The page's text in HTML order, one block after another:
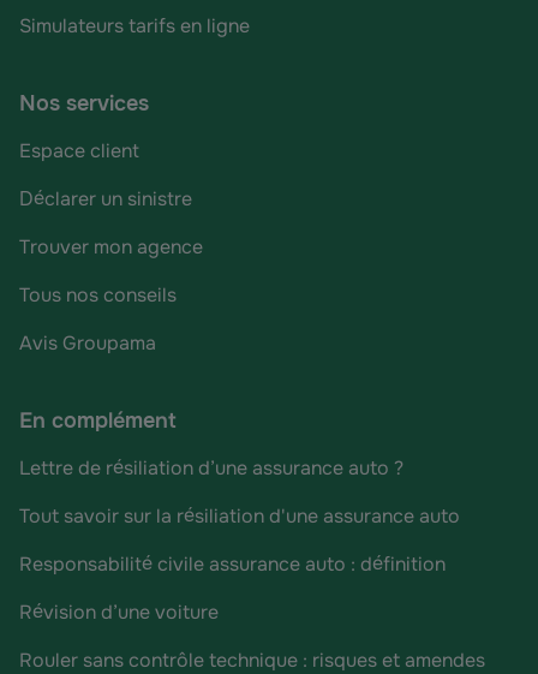
Simulateurs tarifs en ligne
Nos services
Espace client
Déclarer un sinistre
Trouver mon agence
Tous nos conseils
Avis Groupama
En complément
Lettre de résiliation d’une assurance auto ?
Tout savoir sur la résiliation d'une assurance auto
Responsabilité civile assurance auto : définition
Révision d’une voiture
Rouler sans contrôle technique : risques et amendes